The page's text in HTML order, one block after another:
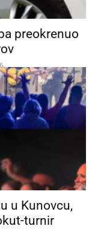
preokrenuo
u Kunovcu,
turnir